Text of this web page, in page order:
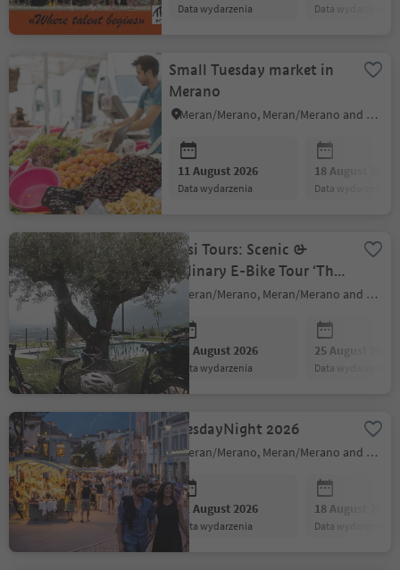
data wydarzenia data wydarzenia
Small Tuesday market in
Merano
Meran/Merano, Meran/Merano and environs
11 August 2026
data wydarzenia
18 August 2026
data wydarzenia
Sissi Tours: Scenic &
Culinary E-Bike Tour ‘The
Sleeping Giant’
Meran/Merano, Meran/Merano and environs
11 August 2026
data wydarzenia
25 August 2026
data wydarzenia
TuesdayNight 2026
Meran/Merano, Meran/Merano and environs
11 August 2026
data wydarzenia
18 August 2026
data wydarzenia